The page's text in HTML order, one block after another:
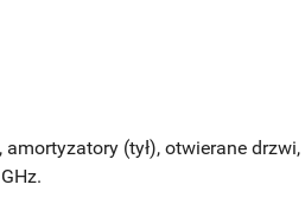
(tył), otwierane drzwi,